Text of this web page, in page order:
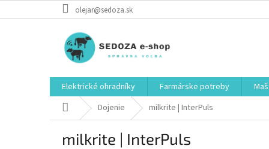
na
olejar@sedoza.sk
Elektrické ohradníky Farmárske potreby
DomovDojenie milkrite | InterPuls
milkrite | InterPuls